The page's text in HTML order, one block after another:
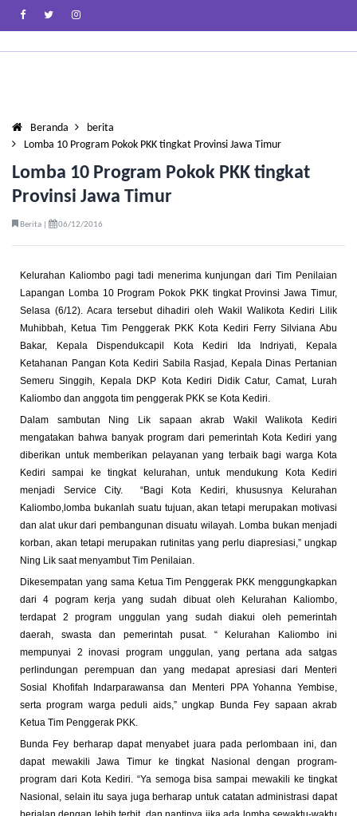
Beranda
berita
Lomba 10 Program Pokok PKK tingkat Provinsi Jawa Timur
Lomba 10 Program Pokok PKK tingkat
Provinsi Jawa Timur
Berita | 06/12/2016
Kelurahan Kaliombo pagi tadi menerima kunjungan dari Tim Penilaian
Lapangan Lomba 10 Program Pokok PKK tingkat Provinsi Jawa Timur,
Selasa (6/12). Acara tersebut dihadiri oleh Wakil Walikota Kediri Lilik
Muhibbah, Ketua Tim Penggerak PKK Kota Kediri Ferry Silviana Abu
Bakar, Kepala Dispendukcapil Kota Kediri Ida Indriyati, Kepala
Ketahanan Pangan Kota Kediri Sabila Rasjad, Kepala Dinas Pertanian
Semeru Singgih, Kepala DKP Kota Kediri Didik Catur, Camat, Lurah
Kaliombo dan anggota tim penggerak PKK se Kota Kediri.
Dalam sambutan Ning Lik sapaan akrab Wakil Walikota Kediri
mengatakan bahwa banyak program dari pemerintah Kota Kediri yang
diberikan untuk memberikan pelayanan yang terbaik bagi warga Kota
Kediri sampai ke tingkat kelurahan, untuk mendukung Kota Kediri
menjadi Service City. “Bagi Kota Kediri, khususnya Kelurahan
Kaliombo,lomba bukanlah suatu tujuan, akan tetapi merupakan motivasi
dan alat ukur dari pembangunan disuatu wilayah. Lomba bukan menjadi
korban, akan tetapi merupakan rutinitas yang perlu diapresiasi,” ungkap
Ning Lik saat menyambut Tim Penilaian.
Dikesempatan yang sama Ketua Tim Penggerak PKK menggungkapkan
dari 4 pogram kerja yang sudah dibuat oleh Kelurahan Kaliombo,
terdapat 2 program unggulan yang sudah diakui oleh pemerintah
daerah, swasta dan pemerintah pusat. “ Kelurahan Kaliombo ini
mempunyai 2 inovasi program unggulan, yang pertana ada satgas
perlindungan perempuan dan yang medapat apresiasi dari Menteri
Sosial Khofifah Indarparawansa dan Menteri PPA Yohanna Yembise,
serta program warga peduli aids,” ungkap Bunda Fey sapaan akrab
Ketua Tim Penggerak PKK.
Bunda Fey berharap dapat menyabet juara pada perlombaan ini, dan
dapat mewakili Jawa Timur ke tingkat Nasional dengan program-
program dari Kota Kediri. “Ya semoga bisa sampai mewakili ke tingkat
Nasional, selain itu saya juga berharap untuk catatan administrasi dapat